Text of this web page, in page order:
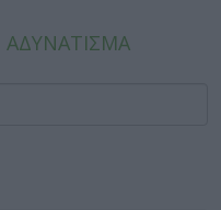
ΑΔΥΝΑΤΙΣΜΑ